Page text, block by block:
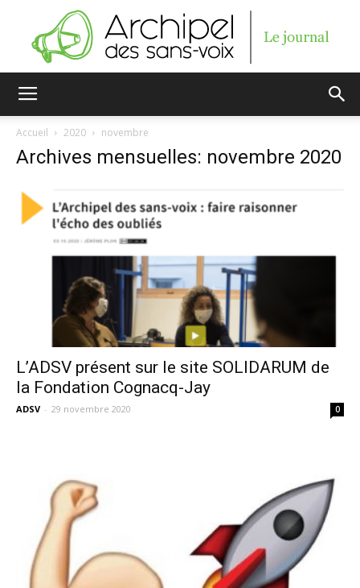
voix
Accueil 2020 novembre
Archives mensuelles: novembre 2020
L’ADSV présent sur le site SOLIDARUM de
la Fondation Cognacq-Jay
ADSV - 29 novembre 2020 0